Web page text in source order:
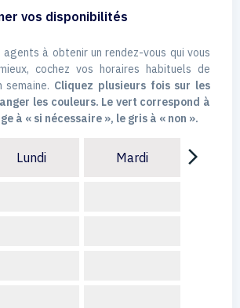
vos disponibilités
agents à obtenir un rendez-vous qui vous
cochez vos horaires habituels de
semaine. Cliquez plusieurs fois sur les
les couleurs. Le vert correspond à
à « si nécessaire », le gris à « non ».
Lundi Mardi arrow_forward_ios